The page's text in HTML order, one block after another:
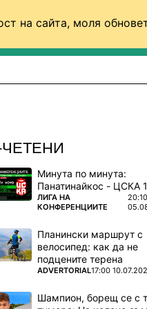
на сайта, моля
Минута по минута:
ПОВЕЧЕ ОТ
ЛИГА НА
КОНФЕРЕНЦИИТЕ
20:10
Планински маршрут с
велосипед: как да не
подцените терена
ПОВЕЧЕ ОТ
ADVERTORIAL17:00
Шампион, борещ се с